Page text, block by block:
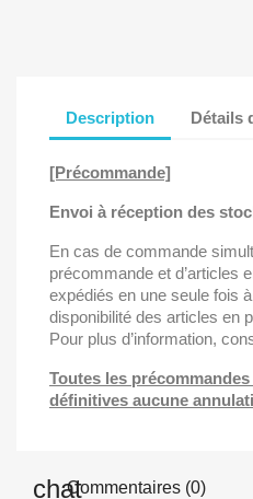
Description Détails
[Précommande]
Envoi à réception des
En cas de commande
précommande et d’articles
expédiés en une seule fois
disponibilité des articles en
Pour plus d’information,
Toutes les
définitives aucune
Commentaires (0)